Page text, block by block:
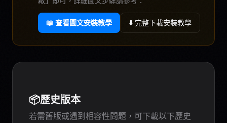
📖 查看圖文安裝教學 ⬇️ 完整下載安裝教學
📦歷史版本
若需舊版或遇到相容性問題，可下載以下歷史